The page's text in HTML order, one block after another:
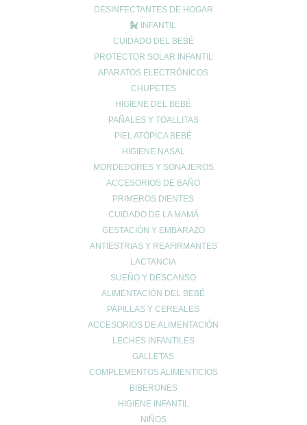
DESINFECTANTES DE HOGAR
INFANTIL
CUIDADO DEL BEBÉ
PROTECTOR SOLAR INFANTIL
APARATOS ELECTRÓNICOS
CHUPETES
HIGIENE DEL BEBÉ
PAÑALES Y TOALLITAS
PIEL ATÓPICA BEBÉ
HIGIENE NASAL
MORDEDORES Y SONAJEROS
ACCESORIOS DE BAÑO
PRIMEROS DIENTES
CUIDADO DE LA MAMÁ
GESTACIÓN Y EMBARAZO
ANTIESTRIAS Y REAFIRMANTES
LACTANCIA
SUEÑO Y DESCANSO
ALIMENTACIÓN DEL BEBÉ
PAPILLAS Y CEREALES
ACCESORIOS DE ALIMENTACIÓN
LECHES INFANTILES
GALLETAS
COMPLEMENTOS ALIMENTICIOS
BIBERONES
HIGIENE INFANTIL
NIÑOS